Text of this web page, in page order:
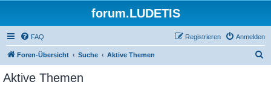
forum.LUDETIS
FAQ Anmelden
Registrieren
Foren-Übersicht Suche Aktive Themen
Aktive Themen